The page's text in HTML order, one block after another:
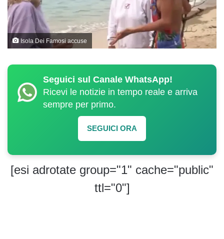
Isola Dei Famosi accuse
Seguici sul Canale WhatsApp!
Ricevi le notizie in tempo reale e arriva
sempre per primo.
SEGUICI ORA
[esi adrotate group="1" cache="public"
ttl="0"]